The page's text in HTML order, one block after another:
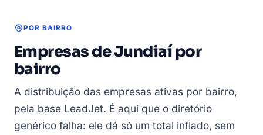
POR BAIRRO
Empresas de Jundiaí por
bairro
A distribuição das empresas ativas por bairro,
pela base LeadJet. É aqui que o diretório
genérico falha: ele dá só um total inflado, sem